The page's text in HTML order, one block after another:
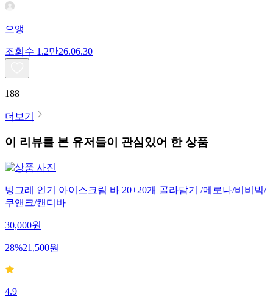
으앵
조회수 1.2만26.06.30
188
더보기
이 리뷰를 본 유저들이 관심있어 한 상품
빙그레 인기 아이스크림 바 20+20개 골라담기 /메로나/비비빅/
쿠앤크/캔디바
30,000원
28%21,500원
4.9